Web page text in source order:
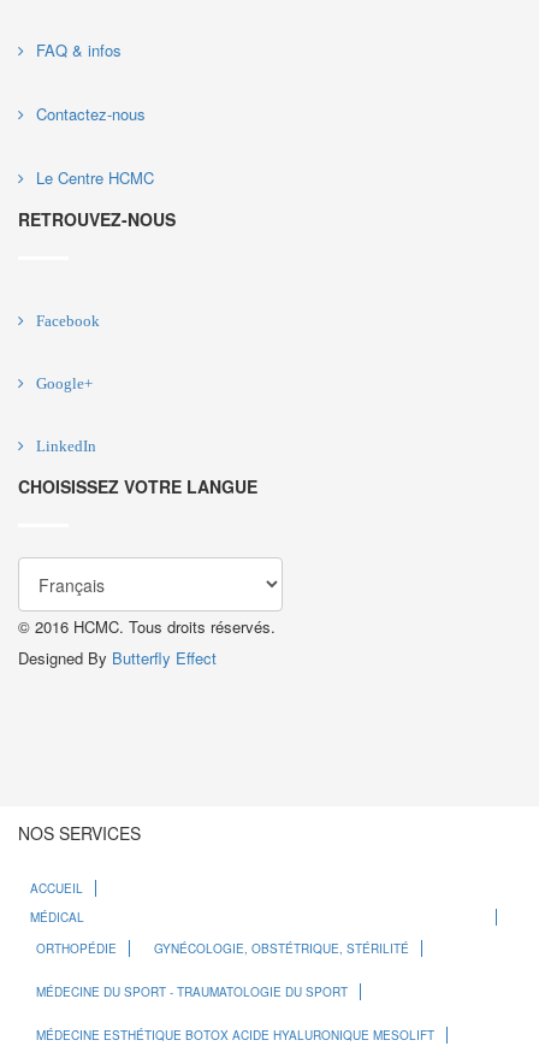
FAQ & infos
Contactez-nous
Le Centre HCMC
RETROUVEZ-NOUS
Facebook
Google+
LinkedIn
CHOISISSEZ VOTRE LANGUE
© 2016 HCMC. Tous droits réservés.
Designed By Butterfly Effect
NOS SERVICES
ACCUEIL
MÉDICAL
ORTHOPÉDIE
GYNÉCOLOGIE, OBSTÉTRIQUE, STÉRILITÉ
MÉDECINE DU SPORT - TRAUMATOLOGIE DU SPORT
MÉDECINE ESTHÉTIQUE BOTOX ACIDE HYALURONIQUE MESOLIFT